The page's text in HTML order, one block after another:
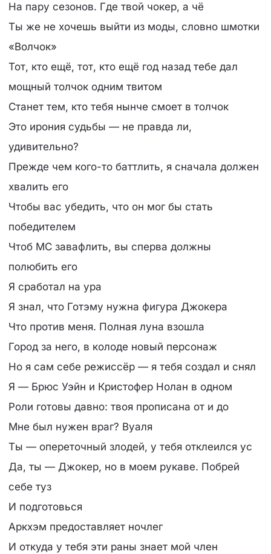
На пару сезонов. Где твой чокер, а чё
Ты же не хочешь выйти из моды, словно шмотки
«Волчок»
Тот, кто ещё, тот, кто ещё год назад тебе дал
мощный толчок одним твитом
Станет тем, кто тебя нынче смоет в толчок
Это ирония судьбы — не правда ли,
удивительно?
Прежде чем кого-то баттлить, я сначала должен
хвалить его
Чтобы вас убедить, что он мог бы стать
победителем
Чтоб MC завафлить, вы сперва должны
полюбить его
Я сработал на ура
Я знал, что Готэму нужна фигура Джокера
Что против меня. Полная луна взошла
Город за него, в колоде новый персонаж
Но я сам себе режиссёр — я тебя создал и снял
Я — Брюс Уэйн и Кристофер Нолан в одном
Роли готовы давно: твоя прописана от и до
Мне был нужен враг? Вуаля
Ты — опереточный злодей, у тебя отклеился ус
Да, ты — Джокер, но в моем рукаве. Побрей
себе туз
И подготовься
Аркхэм предоставляет ночлег
И откуда у тебя эти раны знает мой член